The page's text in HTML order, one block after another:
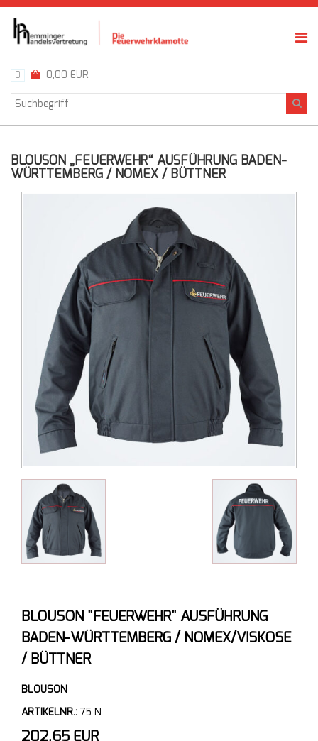
0 0,00 EUR
BLOUSON „FEUERWEHR“ AUSFÜHRUNG BADEN-
WÜRTTEMBERG / NOMEX / BÜTTNER
BLOUSON "FEUERWEHR" AUSFÜHRUNG
BADEN-WÜRTTEMBERG / NOMEX/VISKOSE
/ BÜTTNER
BLOUSON
ARTIKELNR.: 75 N
202,65 EUR